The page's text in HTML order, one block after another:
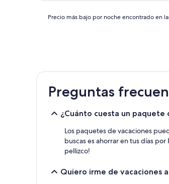
138 €
Precio
en
las
últimas
24 horas
Precio más bajo por noche encontrado en
Preguntas
¿Cuánto cuesta un paquete
Los paquetes de vacaciones
buscas es ahorrar en tus días
pellizco!
Quiero irme de vacaciones